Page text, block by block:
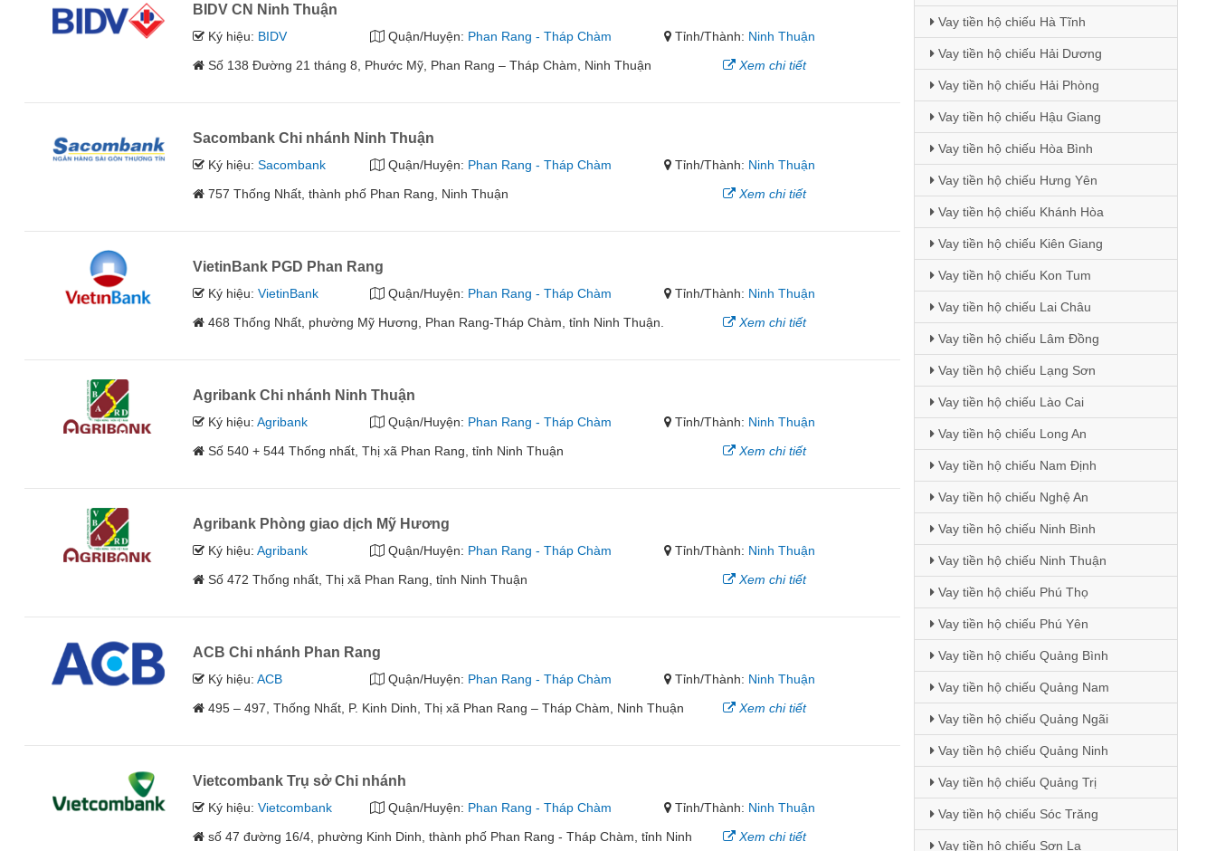
BIDV CN Ninh Thuận
Ký hiệu: BIDV Quận/Huyện: Phan Rang - Tháp Chàm Tỉnh/Thành: Ninh Thuận
Số 138 Đường 21 tháng 8, Phước Mỹ, Phan Rang – Tháp Chàm, Ninh Thuận
Xem chi tiết
Sacombank Chi nhánh Ninh Thuận
Ký hiệu:Sacombank Quận/Huyện: Phan Rang - Tháp Chàm Tỉnh/Thành: Ninh Thuận
757 Thống Nhất, thành phố Phan Rang, Ninh Thuận
Xem chi tiết
VietinBank PGD Phan Rang
Ký hiệu:VietinBank Quận/Huyện: Phan Rang - Tháp Chàm Tỉnh/Thành: Ninh Thuận
468 Thống Nhất, phường Mỹ Hương, Phan Rang-Tháp Chàm, tỉnh Ninh Thuận.
Xem chi tiết
Agribank Chi nhánh Ninh Thuận
Ký hiệu:Agribank Quận/Huyện: Phan Rang - Tháp Chàm Tỉnh/Thành: Ninh Thuận
Số 540 + 544 Thống nhất, Thị xã Phan Rang, tỉnh Ninh Thuận
Xem chi tiết
Agribank Phòng giao dịch Mỹ Hương
Ký hiệu:Agribank Quận/Huyện: Phan Rang - Tháp Chàm Tỉnh/Thành: Ninh Thuận
Số 472 Thống nhất, Thị xã Phan Rang, tỉnh Ninh Thuận
Xem chi tiết
ACB Chi nhánh Phan Rang
Ký hiệu:ACB Quận/Huyện: Phan Rang - Tháp Chàm Tỉnh/Thành: Ninh Thuận
495 – 497, Thống Nhất, P. Kinh Dinh, Thị xã Phan Rang – Tháp Chàm, Ninh Thuận
Xem chi tiết
Vietcombank Trụ sở Chi nhánh
Ký hiệu:Vietcombank Quận/Huyện: Phan Rang - Tháp Chàm Tỉnh/Thành: Ninh Thuận
số 47 đường 16/4, phường Kinh Dinh, thành phố Phan Rang - Tháp Chàm, tỉnh Ninh
Xem chi tiết
Vay tiền hộ chiếu Hà Tĩnh
Vay tiền hộ chiếu Hải Dương
Vay tiền hộ chiếu Hải Phòng
Vay tiền hộ chiếu Hậu Giang
Vay tiền hộ chiếu Hòa Bình
Vay tiền hộ chiếu Hưng Yên
Vay tiền hộ chiếu Khánh Hòa
Vay tiền hộ chiếu Kiên Giang
Vay tiền hộ chiếu Kon Tum
Vay tiền hộ chiếu Lai Châu
Vay tiền hộ chiếu Lâm Đồng
Vay tiền hộ chiếu Lạng Sơn
Vay tiền hộ chiếu Lào Cai
Vay tiền hộ chiếu Long An
Vay tiền hộ chiếu Nam Định
Vay tiền hộ chiếu Nghệ An
Vay tiền hộ chiếu Ninh Bình
Vay tiền hộ chiếu Ninh Thuận
Vay tiền hộ chiếu Phú Thọ
Vay tiền hộ chiếu Phú Yên
Vay tiền hộ chiếu Quảng Bình
Vay tiền hộ chiếu Quảng Nam
Vay tiền hộ chiếu Quảng Ngãi
Vay tiền hộ chiếu Quảng Ninh
Vay tiền hộ chiếu Quảng Trị
Vay tiền hộ chiếu Sóc Trăng
Vay tiền hộ chiếu Sơn La